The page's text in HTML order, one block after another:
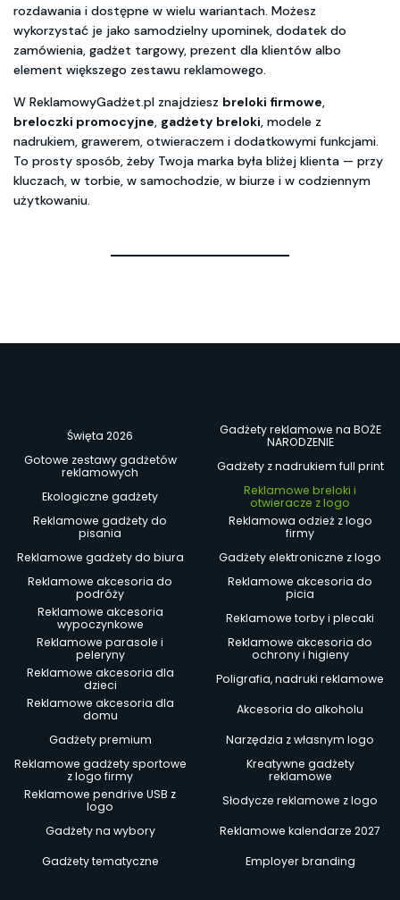
rozdawania i dostępne w wielu wariantach. Możesz
wykorzystać je jako samodzielny upominek, dodatek do
zamówienia, gadżet targowy, prezent dla klientów albo
element większego zestawu reklamowego.
W ReklamowyGadżet.pl znajdziesz breloki firmowe,
breloczki promocyjne, gadżety breloki, modele z
nadrukiem, grawerem, otwieraczem i dodatkowymi funkcjami.
To prosty sposób, żeby Twoja marka była bliżej klienta — przy
kluczach, w torbie, w samochodzie, w biurze i w codziennym
użytkowaniu.
Święta 2026
Gadżety reklamowe na BOŻE
NARODZENIE
Gotowe zestawy gadżetów
reklamowych
Gadżety z nadrukiem full print
Ekologiczne gadżety
Reklamowe breloki i
otwieracze z logo
Reklamowe gadżety do
pisania
Reklamowa odzież z logo
firmy
Reklamowe gadżety do biura
Gadżety elektroniczne z logo
Reklamowe akcesoria do
podróży
Reklamowe akcesoria do
picia
Reklamowe akcesoria
wypoczynkowe
Reklamowe torby i plecaki
Reklamowe parasole i
peleryny
Reklamowe akcesoria do
ochrony i higieny
Reklamowe akcesoria dla
dzieci
Poligrafia, nadruki reklamowe
Reklamowe akcesoria dla
domu
Akcesoria do alkoholu
Gadżety premium
Narzędzia z własnym logo
Reklamowe gadżety sportowe
z logo firmy
Kreatywne gadżety
reklamowe
Reklamowe pendrive USB z
logo
Słodycze reklamowe z logo
Gadżety na wybory
Reklamowe kalendarze 2027
Gadżety tematyczne
Employer branding